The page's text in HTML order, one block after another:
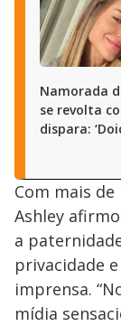
Namorada
se revolta
dispara:
Com mais
Ashley
a
privacidade
imprensa.
mídia